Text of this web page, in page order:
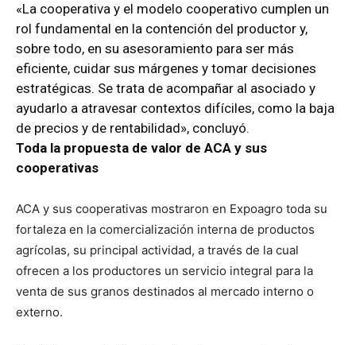
«La cooperativa y el modelo cooperativo cumplen un
rol fundamental en la contención del productor y,
sobre todo, en su asesoramiento para ser más
eficiente, cuidar sus márgenes y tomar decisiones
estratégicas. Se trata de acompañar al asociado y
ayudarlo a atravesar contextos difíciles, como la baja
de precios y de rentabilidad», concluyó.
Toda la propuesta de valor de ACA y sus
cooperativas
ACA y sus cooperativas mostraron en Expoagro toda su
fortaleza en la comercialización interna de productos
agrícolas, su principal actividad, a través de la cual
ofrecen a los productores un servicio integral para la
venta de sus granos destinados al mercado interno o
externo.